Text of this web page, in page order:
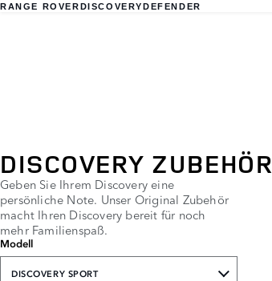
RANGE ROVERDISCOVERYDEFENDER
DISCOVERY ZUBEHÖR
Geben Sie Ihrem Discovery eine
persönliche Note. Unser Original Zubehör
macht Ihren Discovery bereit für noch
mehr Familienspaß.
Modell
DISCOVERY SPORT